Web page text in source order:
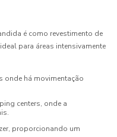
é como revestimento de
para áreas intensivamente
onde há movimentação
centers, onde a
proporcionando um